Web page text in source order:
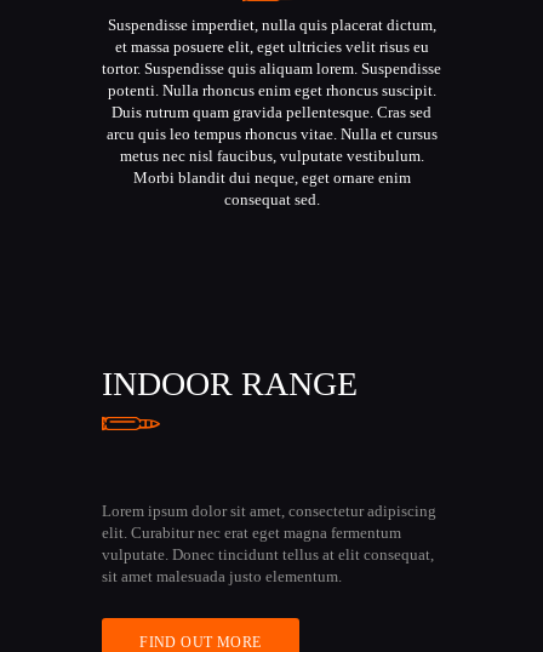
Suspendisse imperdiet, nulla quis placerat dictum,
et massa posuere elit, eget ultricies velit risus eu
tortor. Suspendisse quis aliquam lorem. Suspendisse
potenti. Nulla rhoncus enim eget rhoncus suscipit.
Duis rutrum quam gravida pellentesque. Cras sed
arcu quis leo tempus rhoncus vitae. Nulla et cursus
metus nec nisl faucibus, vulputate vestibulum.
Morbi blandit dui neque, eget ornare enim
consequat sed.
INDOOR RANGE
Lorem ipsum dolor sit amet, consectetur adipiscing
elit. Curabitur nec erat eget magna fermentum
vulputate. Donec tincidunt tellus at elit consequat,
sit amet malesuada justo elementum.
FIND OUT MORE